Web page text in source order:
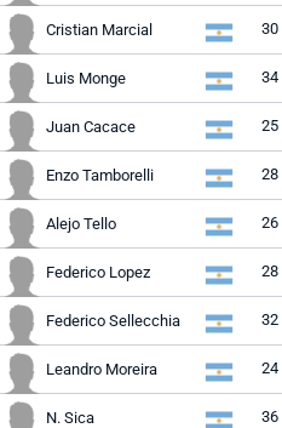
Cristian Marcial 30
Luis Monge 34
Juan Cacace 25
Enzo Tamborelli 28
Alejo Tello 26
Federico Lopez 28
Federico Sellecchia 32
Leandro Moreira 24
N. Sica 36